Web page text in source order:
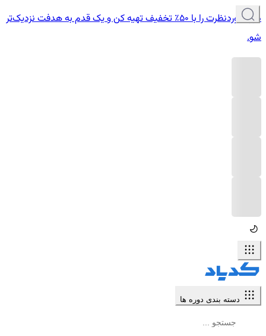
دوره موردنظرت را با ۵۰٪ تخفیف تهیه کن و یک قدم به هدفت نزدیک‌تر
شو.
دسته بندی دوره ها